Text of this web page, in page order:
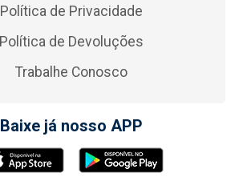
Política de Privacidade
Política de Devoluções
Trabalhe Conosco
Baixe já nosso APP